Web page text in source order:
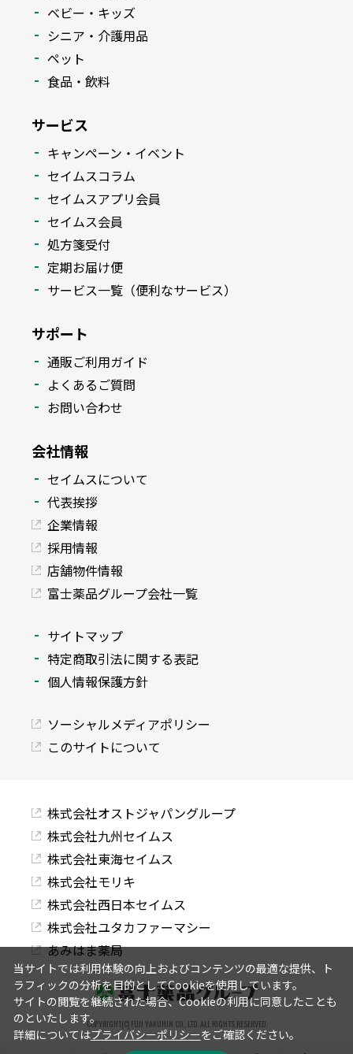
ベビー・キッズ
シニア・介護用品
ペット
食品・飲料
サービス
キャンペーン・イベント
セイムスコラム
セイムスアプリ会員
セイムス会員
処方箋受付
定期お届け便
サービス一覧（便利なサービス）
サポート
通販ご利用ガイド
よくあるご質問
お問い合わせ
会社情報
セイムスについて
代表挨拶
企業情報
採用情報
店舗物件情報
富士薬品グループ会社一覧
サイトマップ
特定商取引法に関する表記
個人情報保護方針
ソーシャルメディアポリシー
このサイトについて
株式会社オストジャパングループ
株式会社九州セイムス
株式会社東海セイムス
株式会社モリキ
株式会社西日本セイムス
株式会社ユタカファーマシー
あみはま薬局
COPYRIGHT(C) FUJI YAKUHIN CO., LTD. ALL RIGHTS RESERVED.
当サイトでは利用体験の向上およびコンテンツの最適な提供、ト
ラフィックの分析を目的としてCookieを使用しています。
サイトの閲覧を継続された場合、Cookieの利用に同意したことも
のといたします。
詳細についてはプライバシーポリシーをご確認ください。